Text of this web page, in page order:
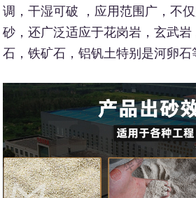
调，干湿可破 ，应用范围广，不
砂，还广泛适应于花岗岩，玄武
石，铁矿石，铝钒土特别是河卵石